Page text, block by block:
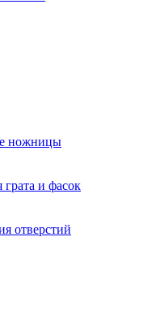
ножницы
и фасок
отверстий